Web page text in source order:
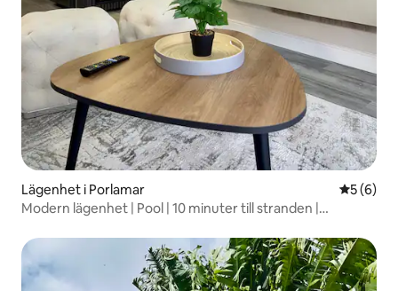
Lägenhet i Porlamar 5 av 5 i
5 (6)
Modern lägenhet | Pool | 10 minuter till stranden |